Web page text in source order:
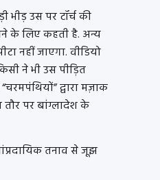
भीड़ उस पर टॉर्च की
के लिए कहती है. अन्य
नहीं जाएगा. वीडियो
ने भी उस पीड़ित
द्वारा मज़ाक
तौर पर बांग्लादेश के
तनाव से जूझ